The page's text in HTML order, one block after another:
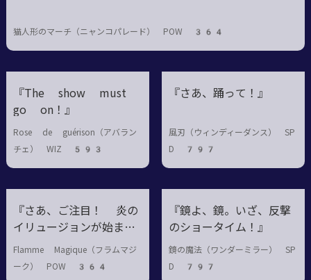
猫人形のマーチ（ニャンコパレード） POW 364
『The show must
go on！』
Rose de guérison（アバラン
チェ） WIZ 593
『さあ、踊って！』
風刃（ウィンディーダンス） SP
D 797
『さあ、ご注目！ 炎の
イリュージョンが始まる
よ！』
Flamme Magique（フラムマジ
ーク） POW 364
『鏡よ、鏡。いざ、反撃
のショータイム！』
鏡の魔法（ワンダーミラー） SP
D 797